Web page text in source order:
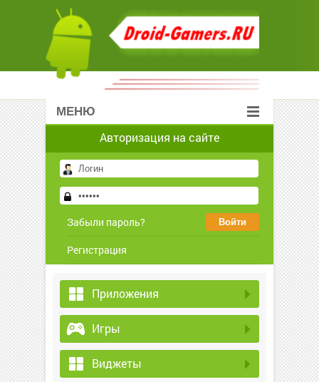
МЕНЮ
Авторизация на сайте
Забыли пароль?
Регистрация
Приложения
Игры
Виджеты